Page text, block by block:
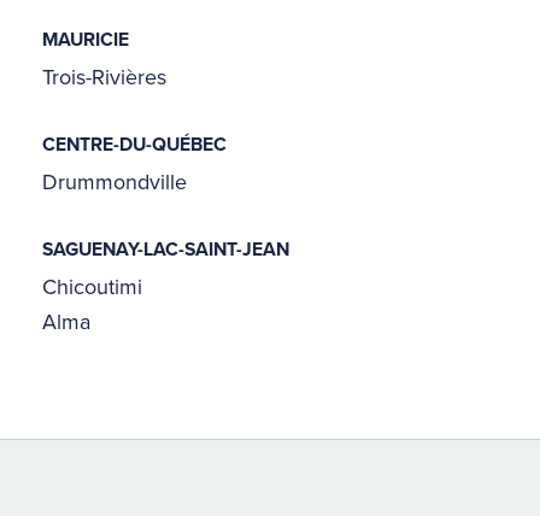
MAURICIE
Trois-Rivières
CENTRE-DU-QUÉBEC
Drummondville
SAGUENAY-LAC-SAINT-JEAN
Chicoutimi
Alma